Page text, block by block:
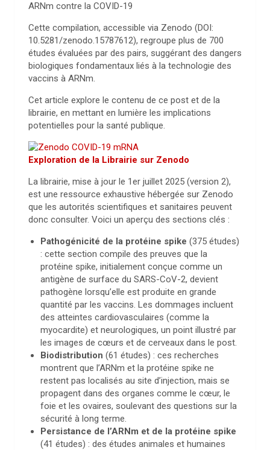
ARNm contre la COVID-19
Cette compilation, accessible via Zenodo (DOI:
10.5281/zenodo.15787612), regroupe plus de 700
études évaluées par des pairs, suggérant des dangers
biologiques fondamentaux liés à la technologie des
vaccins à ARNm.
Cet article explore le contenu de ce post et de la
librairie, en mettant en lumière les implications
potentielles pour la santé publique.
Exploration de la Librairie sur Zenodo
La librairie, mise à jour le 1er juillet 2025 (version 2),
est une ressource exhaustive hébergée sur Zenodo
que les autorités scientifiques et sanitaires peuvent
donc consulter. Voici un aperçu des sections clés :
Pathogénicité de la protéine spike (375 études)
: cette section compile des preuves que la
protéine spike, initialement conçue comme un
antigène de surface du SARS-CoV-2, devient
pathogène lorsqu’elle est produite en grande
quantité par les vaccins. Les dommages incluent
des atteintes cardiovasculaires (comme la
myocardite) et neurologiques, un point illustré par
les images de cœurs et de cerveaux dans le post.
Biodistribution (61 études) : ces recherches
montrent que l’ARNm et la protéine spike ne
restent pas localisés au site d’injection, mais se
propagent dans des organes comme le cœur, le
foie et les ovaires, soulevant des questions sur la
sécurité à long terme.
Persistance de l’ARNm et de la protéine spike
(41 études) : des études animales et humaines